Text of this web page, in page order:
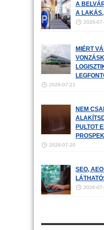
A
A
2026-
MIÉRT
2026-07-21
NEM
PULTOT
2026-07-20
SEO,
2026-